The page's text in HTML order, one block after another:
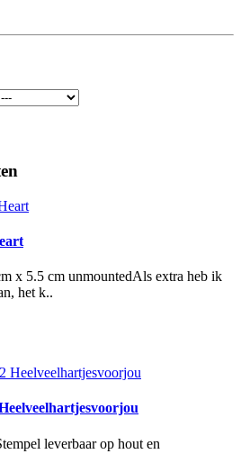
x 5.5 cm unmountedAls extra heb ik
het k..
leverbaar op hout en